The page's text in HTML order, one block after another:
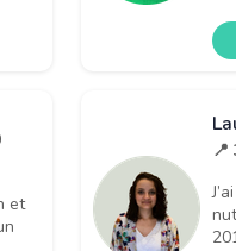
et
📍